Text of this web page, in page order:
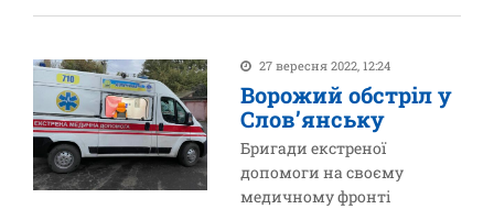
27 вересня 2022, 12:24
Ворожий обстріл у
Слов’янську
Бригади екстреної
допомоги на своєму
медичному фронті